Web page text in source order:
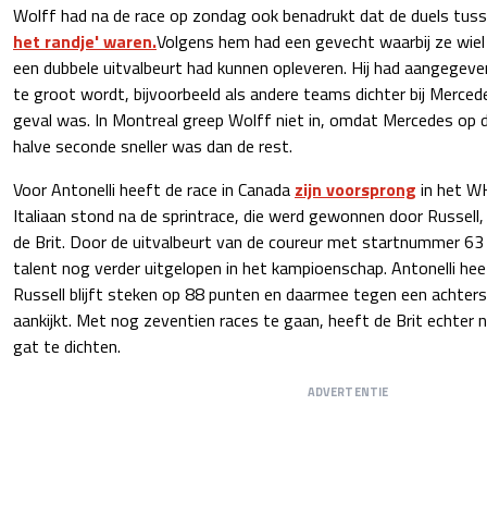
Wolff had na de race op zondag ook benadrukt dat de duels
het randje' waren.Volgens hem had een gevecht waarbij ze
een dubbele uitvalbeurt had kunnen opleveren. Hij had
te groot wordt, bijvoorbeeld als andere teams dichter bij
geval was. In Montreal greep Wolff niet in, omdat Mercedes op
halve seconde sneller was dan de rest.
Voor Antonelli heeft de race in Canada zijn voorsprong in het
Italiaan stond na de sprintrace, die werd gewonnen door
de Brit. Door de uitvalbeurt van de coureur met startnummer
talent nog verder uitgelopen in het kampioenschap. Antonelli
Russell blijft steken op 88 punten en daarmee tegen een
aankijkt. Met nog zeventien races te gaan, heeft de Brit echter
gat te dichten.
ADVERTENTIE